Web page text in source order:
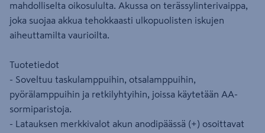
mahdolliselta oikosululta. Akussa on terässylinterivaippa,
joka suojaa akkua tehokkaasti ulkopuolisten iskujen
aiheuttamilta vaurioilta.
Tuotetiedot
- Soveltuu taskulamppuihin, otsalamppuihin,
pyörälamppuihin ja retkilyhtyihin, joissa käytetään AA-
sormiparistoja.
- Latauksen merkkivalot akun anodipäässä (+) osoittavat